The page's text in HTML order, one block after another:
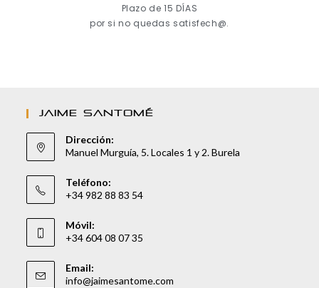
Plazo de 15 DÍAS
por si no quedas satisfech@.
JAIME SANTOMÉ
Dirección:
Manuel Murguía, 5. Locales 1 y 2. Burela
Teléfono:
+34 982 88 83 54
Móvil:
+34 604 08 07 35
Email:
info@jaimesantome.com